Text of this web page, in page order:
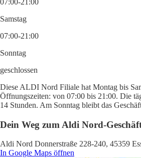
Samstag
07:00-21:00
Sonntag
geschlossen
Diese ALDI Nord Filiale hat Montag bis
Öffnungszeiten: von 07:00 bis 21:00. Die
14 Stunden. Am Sonntag bleibt das
Dein Weg zum Aldi Nord-
Aldi Nord Donnerstraße 228-240, 45359
In Google Maps öffnen